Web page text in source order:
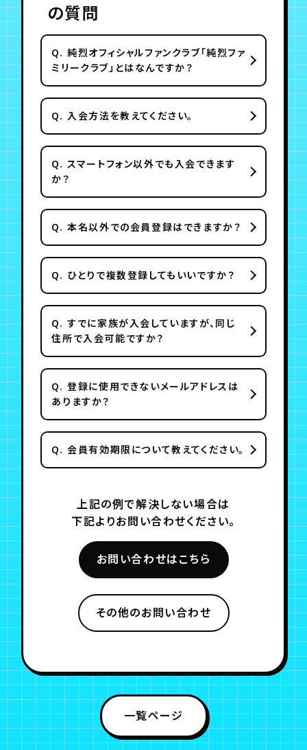
の質問
Q. 純烈オフィシャルファンクラブ「純烈ファ
ミリークラブ」とはなんですか？
Q. 入会方法を教えてください。
Q. スマートフォン以外でも入会できます
か？
Q. 本名以外での会員登録はできますか？
Q. ひとりで複数登録してもいいですか？
Q. すでに家族が入会していますが、同じ
住所で入会可能ですか？
Q. 登録に使用できないメールアドレスは
ありますか？
Q. 会員有効期限について教えてください。
上記の例で解決しない場合は
下記よりお問い合わせください。
お問い合わせはこちら
その他のお問い合わせ
一覧ページ